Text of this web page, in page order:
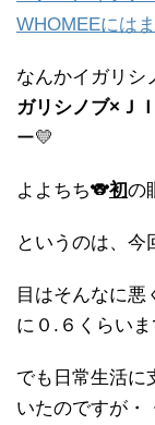
WHOMEEには
なんかイガリシ
ガリシノブ×Ｊ
ー💛
よよちち🐨初の
というのは、今
目はそんなに悪
に０.６くらい
でも日常生活に
いたのですが・